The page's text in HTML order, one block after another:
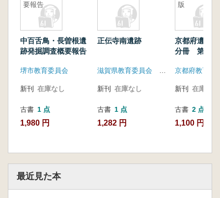
要報告
中百舌鳥・長曽根遺
跡発掘調査概要報告
堺市教育委員会
新刊 在庫なし
古書 1 点
1,980 円
正伝寺南遺跡
新刊 在庫なし
古書 1 点
1,282 円
版
京都府遺跡
分冊 第2版
京都府教育委
新刊 在庫なし
古書 2 点
1,100 円~
最近見た本